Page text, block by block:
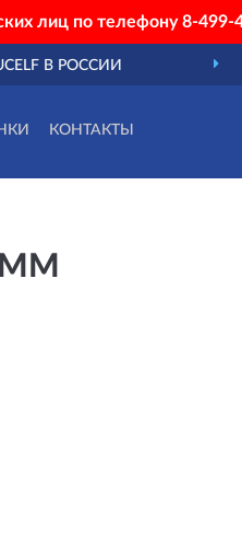
лиц по телефону8-499-
В РОССИИ
КОНТАКТЫ
ММ